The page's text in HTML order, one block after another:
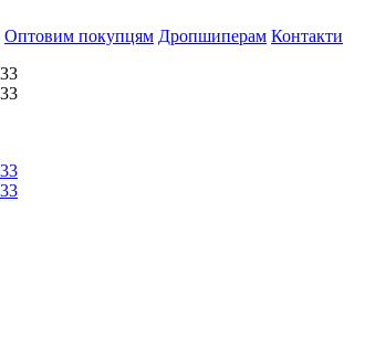
Оптовим покупцям Дропшиперам Контакти